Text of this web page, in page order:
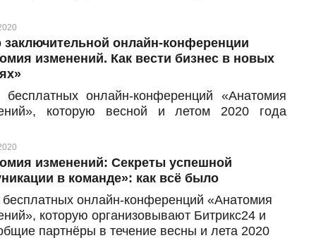
формате. Несмотря на то, что из-за
дата проведения мероприятия несколько
всем желающим всё же удалось
доклады от лучших украинских и
ИТ-экспертов. DevOps Fest Online 2020
в течение двух дней, 5 и 6 июня 2020 года,
смогли при этом «stay safe, stay
заключительной онлайн-конференции
изменений. Как вести бизнес в новых
бесплатных онлайн-конференций «Анатомия
которую весной и летом 2020 года
подходит к концу. Этот сезон был
умению приспосабливаться к изменениям:
благодаря новым условиям и возник
таких онлайн-мероприятий. В течение этого
эксперты из разных компаний говорили о
волнует предпринимателей сейчас: продажи,
изменений: Секреты успешной
в команде»: как всё было
онлайн-конференций «Анатомия
которую организовывают Битрикс24 и
партнёры в течение весны и лета 2020